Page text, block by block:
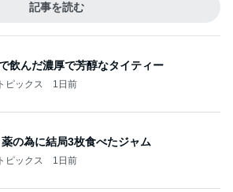
記事を読む
飲んだ濃厚で芳醇なタイティー
ピックス 1日前
の為に結局3枚食べたジャム
ピックス 1日前